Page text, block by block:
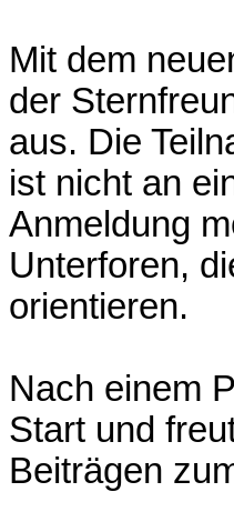
Mit dem
der
aus. Die
ist nicht an
Anmeldung
Unterforen,
orientieren.
Nach einem
Start und
Beiträgen